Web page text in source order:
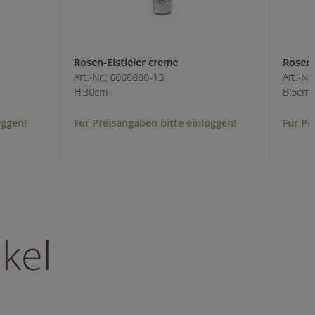
Rosen-Eistieler creme
Art.-Nr.: 6060000-13
Für Preisangaben bitte einloggen!
Rosenbusch weiß
Art.-Nr.: 2163000-10
B:5cm H:70cm
Für